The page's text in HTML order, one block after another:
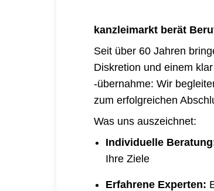
kanzleimarkt berät
Seit über 60 Jahren
Diskretion und einem
-übernahme: Wir
zum erfolgreichen
Was uns auszeichnet:
Individuelle
Ihre Ziele
Erfahrene Experten: